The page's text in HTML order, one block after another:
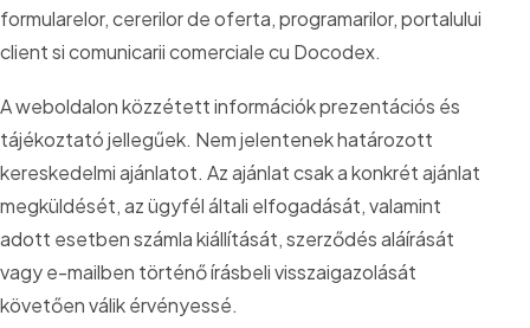
formularelor, cererilor de oferta, programarilor, portalului
client si comunicarii comerciale cu Docodex.
A weboldalon közzétett információk prezentációs és
tájékoztató jellegűek. Nem jelentenek határozott
kereskedelmi ajánlatot. Az ajánlat csak a konkrét ajánlat
megküldését, az ügyfél általi elfogadását, valamint
adott esetben számla kiállítását, szerződés aláírását
vagy e-mailben történő írásbeli visszaigazolását
követően válik érvényessé.